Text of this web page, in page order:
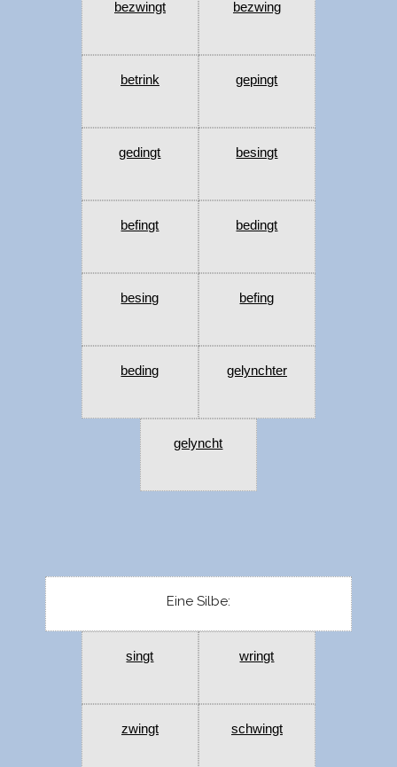
bezwingt bezwing
betrink gepingt
gedingt besingt
befingt bedingt
besing befing
beding gelynchter
gelyncht
Eine Silbe:
singt wringt
zwingt schwingt